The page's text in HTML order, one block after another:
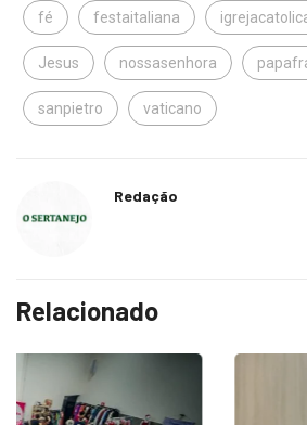
fé festaitaliana
Jesus nossasenhora
sanpietro vaticano
Redação
Relacionado